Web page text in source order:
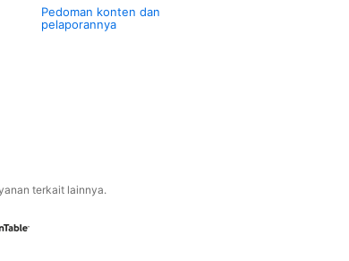
Pedoman konten dan
pelaporannya
terkait lainnya.